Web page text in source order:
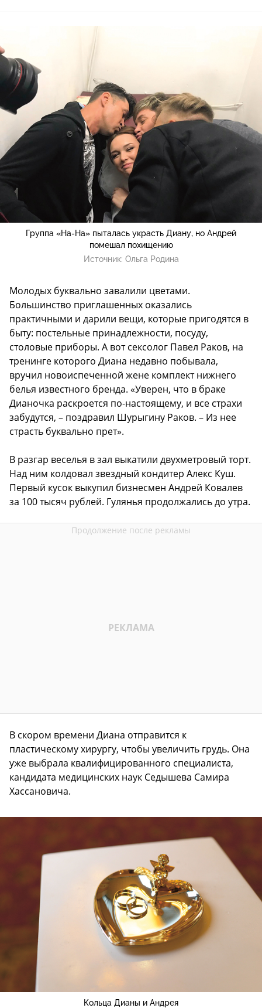
Группа «На-На» пыталась украсть Диану, но Андрей
помешал похищению
Источник: Ольга Родина
Молодых буквально завалили цветами.
Большинство приглашенных оказались
практичными и дарили вещи, которые пригодятся в
быту: постельные принадлежности, посуду,
столовые приборы. А вот сексолог Павел Раков, на
тренинге которого Диана недавно побывала,
вручил новоиспеченной жене комплект нижнего
белья известного бренда. «Уверен, что в браке
Дианочка раскроется по-настоящему, и все страхи
забудутся, – поздравил Шурыгину Раков. – Из нее
страсть буквально прет».
В разгар веселья в зал выкатили двухметровый торт.
Над ним колдовал звездный кондитер Алекс Куш.
Первый кусок выкупил бизнесмен Андрей Ковалев
за 100 тысяч рублей. Гулянья продолжались до утра.
В скором времени Диана отправится к
пластическому хирургу, чтобы увеличить грудь. Она
уже выбрала квалифицированного специалиста,
кандидата медицинских наук Седышева Самира
Хассановича.
Кольца Дианы и Андрея